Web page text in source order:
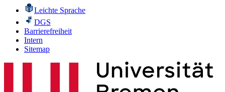
Leichte Sprache
DGS
Barrierefreiheit
Intern
Sitemap